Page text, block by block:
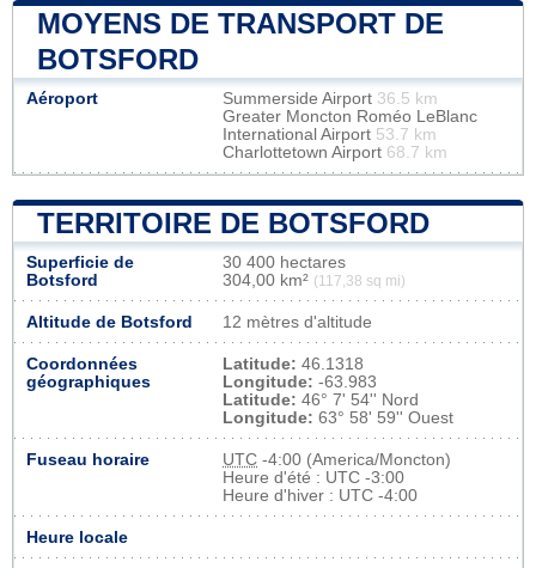
MOYENS DE TRANSPORT DE
BOTSFORD
Aéroport Summerside Airport 36.5 km
Greater Moncton Roméo LeBlanc
International Airport 53.7 km
Charlottetown Airport 68.7 km
TERRITOIRE DE BOTSFORD
Superficie de
Botsford
30 400 hectares
304,00 km² (117,38 sq mi)
Altitude de Botsford 12 mètres d'altitude
Coordonnées
géographiques
Latitude: 46.1318
Longitude: -63.983
Latitude: 46° 7' 54'' Nord
Longitude: 63° 58' 59'' Ouest
Fuseau horaire UTC -4:00 (America/Moncton)
Heure d'été : UTC -3:00
Heure d'hiver : UTC -4:00
Heure locale